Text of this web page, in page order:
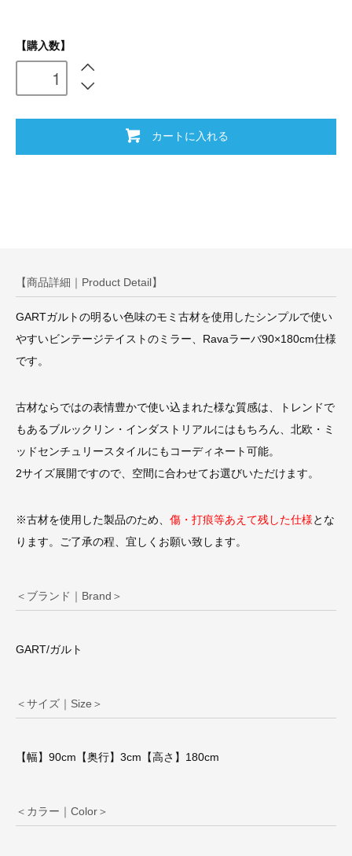
【購入数】
カートに入れる
【商品詳細｜Product Detail】
GARTガルトの明るい色味のモミ古材を使用したシンプルで使い
やすいビンテージテイストのミラー、Ravaラーバ90×180cm仕様
です。
古材ならではの表情豊かで使い込まれた様な質感は、トレンドで
もあるブルックリン・インダストリアルにはもちろん、北欧・ミ
ッドセンチュリースタイルにもコーディネート可能。
2サイズ展開ですので、空間に合わせてお選びいただけます。
※古材を使用した製品のため、 傷・打痕等あえて残した仕様とな
ります。ご了承の程、宜しくお願い致します。
＜ブランド｜Brand＞
GART/ガルト
＜サイズ｜Size＞
【幅】90cm【奥行】3cm【高さ】180cm
＜カラー｜Color＞